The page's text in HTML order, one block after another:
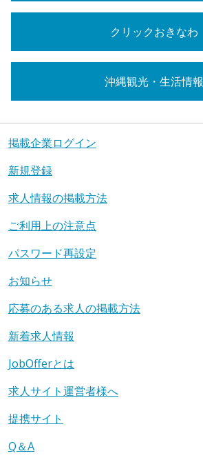
クリックおきなわ
沖縄観光・生活情報
掲載企業ログイン
新規登録
求人情報の掲載方法
ご利用上の注意点
パスワード再設定
お知らせ
応募のある求人の掲載方法
新着求人情報
JobOfferとは
求人サイト運営者様へ
提携サイト
Q＆A